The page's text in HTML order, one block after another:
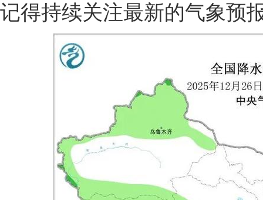
记得持续关注最新的气象预